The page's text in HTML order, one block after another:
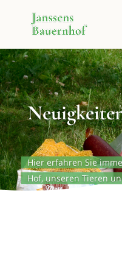
Hier erfahren Sie
Hof, unseren Tieren